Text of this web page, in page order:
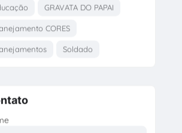
GRAVATA DO PAPAI
CORES
Soldado